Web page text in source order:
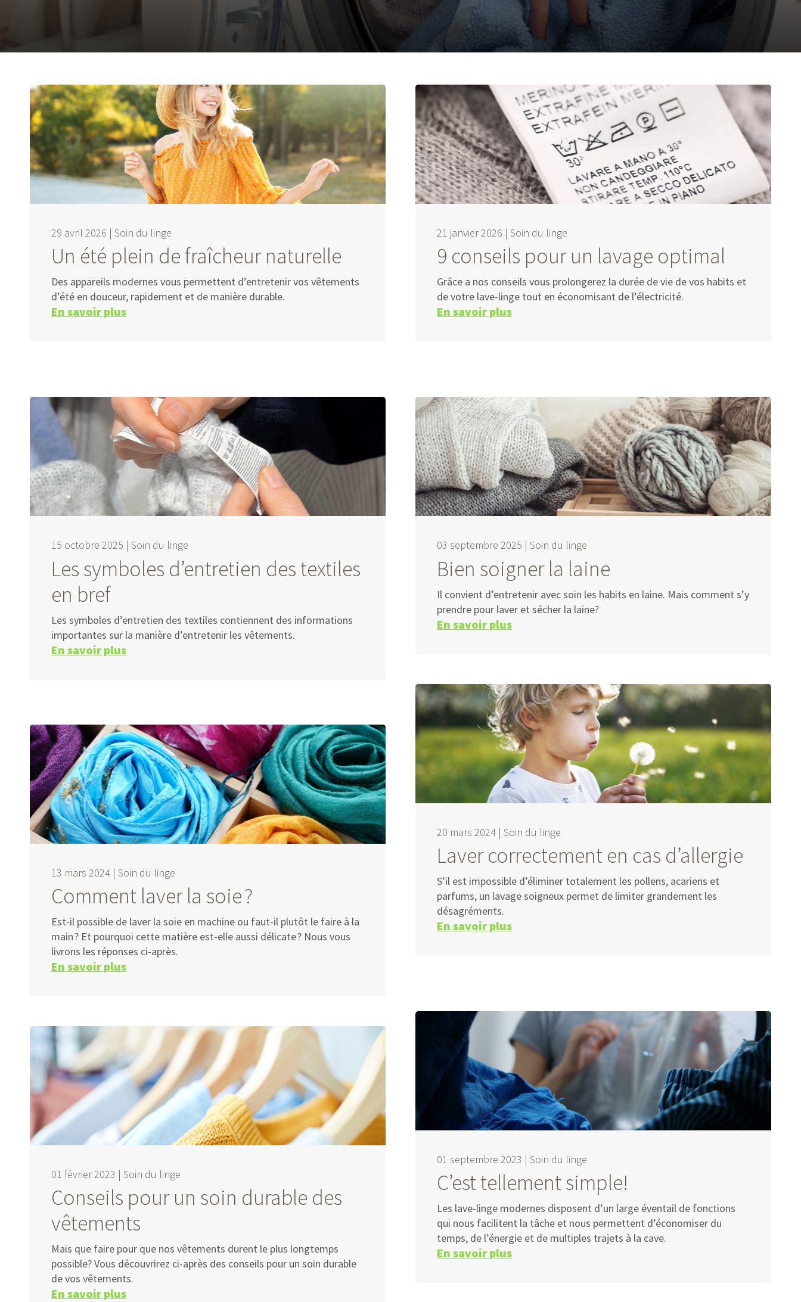
29 avril 2026 | Soin du linge
Un été plein de fraîcheur naturelle
Des appareils modernes vous permettent d’entretenir vos vêtements
d’été en douceur, rapidement et de manière durable.
En savoir plus
21 janvier 2026 | Soin du linge
9 conseils pour un lavage optimal
Grâce a nos conseils vous prolongerez la durée de vie de vos habits et
de votre lave-linge tout en économisant de l’électricité.
En savoir plus
15 octobre 2025 | Soin du linge
Les symboles d’entretien des textiles
en bref
Les symboles d’entretien des textiles contiennent des informations
importantes sur la manière d’entretenir les vêtements.
En savoir plus
03 septembre 2025 | Soin du linge
Bien soigner la laine
Il convient d’entretenir avec soin les habits en laine. Mais comment s’y
prendre pour laver et sécher la laine?
En savoir plus
20 mars 2024 | Soin du linge
Laver correctement en cas d’allergie
S’il est impossible d’éliminer totalement les pollens, acariens et
parfums, un lavage soigneux permet de limiter grandement les
désagréments.
En savoir plus
13 mars 2024 | Soin du linge
Comment laver la soie ?
Est-il possible de laver la soie en machine ou faut-il plutôt le faire à la
main ? Et pourquoi cette matière est-elle aussi délicate ? Nous vous
livrons les réponses ci-après.
En savoir plus
01 septembre 2023 | Soin du linge
C’est tellement simple!
Les lave-linge modernes disposent d’un large éventail de fonctions
qui nous facilitent la tâche et nous permettent d’économiser du
temps, de l’énergie et de multiples trajets à la cave.
En savoir plus
01 février 2023 | Soin du linge
Conseils pour un soin durable des
vêtements
Mais que faire pour que nos vêtements durent le plus longtemps
possible? Vous découvrirez ci-après des conseils pour un soin durable
de vos vêtements.
En savoir plus